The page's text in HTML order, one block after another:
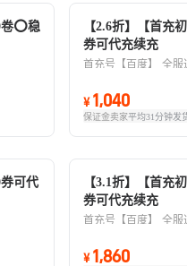
卷⭕稳
【2.6折】【首充
券可代充续充
首充号【百度】 全服
¥ 1,040
保证金卖家平均31分钟发
券可代
【3.1折】【首充
券可代充续充
首充号【百度】 全服
¥ 1,860